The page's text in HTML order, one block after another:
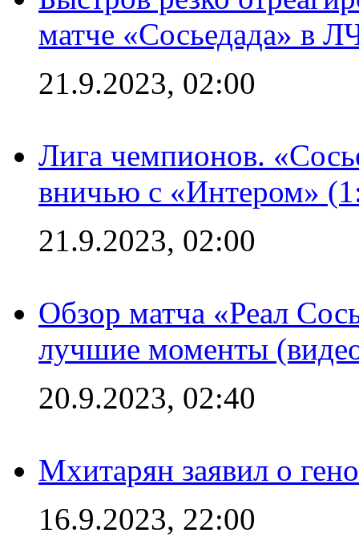
матче «Сосьедада» в
21.9.2023, 02:00
Лига чемпионов.
вничью с «Интером»
21.9.2023, 02:00
Обзор матча «Реал
лучшие моменты
20.9.2023, 02:40
Мхитарян заявил о
16.9.2023, 22:00